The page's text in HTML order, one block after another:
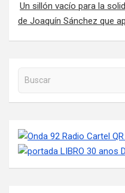
Un sillón vacío para la
de Joaquín Sánchez que
Buscar en la web